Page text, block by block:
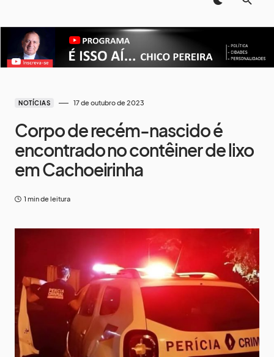
NOTÍCIAS 17 de outubro de 2023
Corpo de recém-nascido é
encontrado no contêiner de lixo
em Cachoeirinha
1 min de leitura